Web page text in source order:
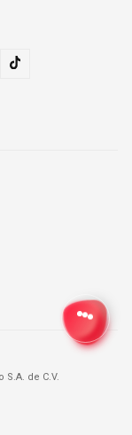
S.A. de C.V.